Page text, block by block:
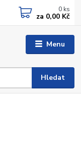
Menu
Hledat
0 ks
za 0,00 Kč